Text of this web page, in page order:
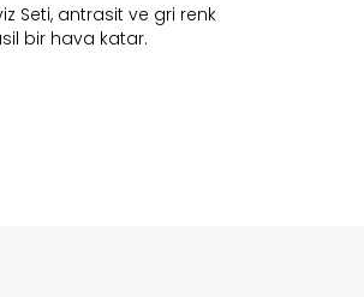
Seti, antrasit ve gri renk
bir hava katar.